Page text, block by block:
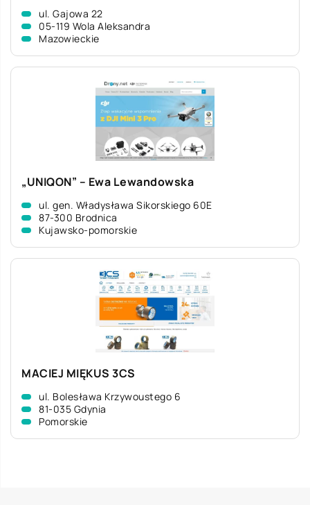
ul. Gajowa 22
05-119 Wola Aleksandra
Mazowieckie
„UNIQON” – Ewa Lewandowska
ul. gen. Władysława Sikorskiego 60E
87-300 Brodnica
Kujawsko-pomorskie
MACIEJ MIĘKUS 3CS
ul. Bolesława Krzywoustego 6
81-035 Gdynia
Pomorskie